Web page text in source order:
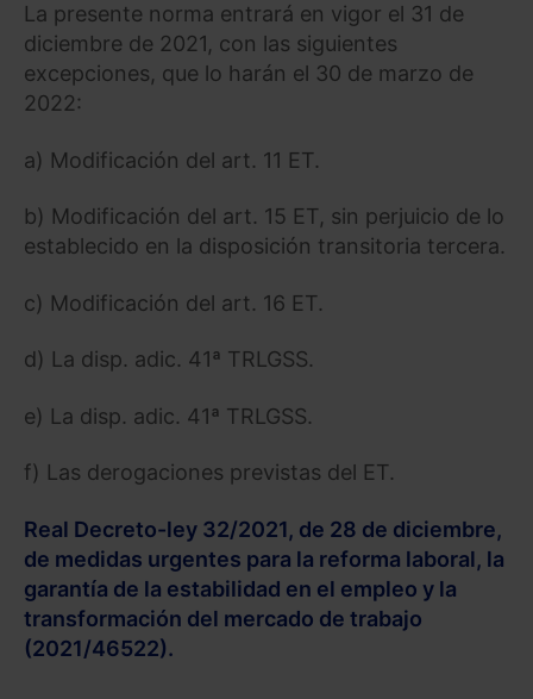
La presente norma entrará en vigor el 31 de
diciembre de 2021, con las siguientes
excepciones, que lo harán el 30 de marzo de
2022:
a) Modificación del art. 11 ET.
b) Modificación del art. 15 ET, sin perjuicio de lo
establecido en la disposición transitoria tercera.
c) Modificación del art. 16 ET.
d) La disp. adic. 41ª TRLGSS.
e) La disp. adic. 41ª TRLGSS.
f) Las derogaciones previstas del ET.
Real Decreto-ley 32/2021, de 28 de diciembre,
de medidas urgentes para la reforma laboral, la
garantía de la estabilidad en el empleo y la
transformación del mercado de trabajo
(2021/46522).